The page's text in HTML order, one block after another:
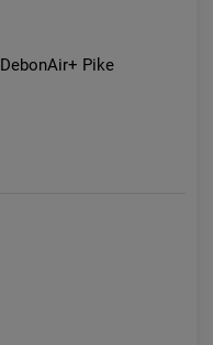
DebonAir+ Pike